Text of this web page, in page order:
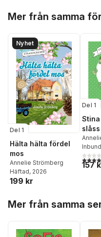
Mer från samma
Nyhet
Del 1
Hälta hälta fördel
mos
Annelie Strömberg
Häftad, 2026
199 kr
Del 1
ilska
4,5
157
Mer från samma